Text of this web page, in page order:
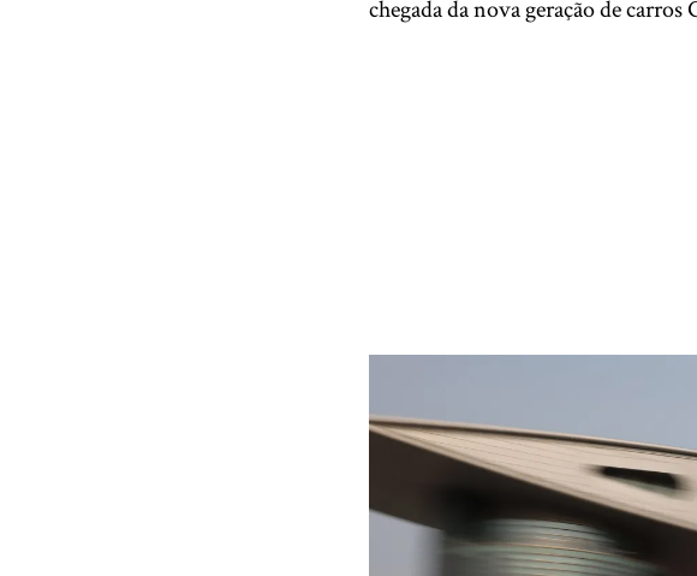
chegada da nova geração de